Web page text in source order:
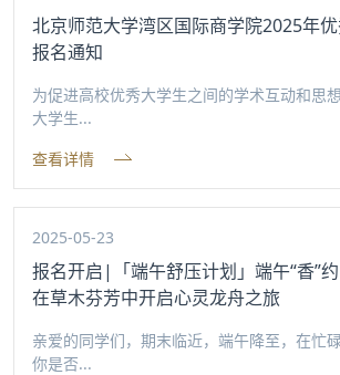
北京师范大学湾区国际商学院2025年
报名通知
为促进高校优秀大学生之间的学术互动和思
大学生...
查看详情
2025-05-23
报名开启|「端午舒压计划」端午“香”
在草木芬芳中开启心灵龙舟之旅
亲爱的同学们，期末临近，端午降至，在忙
你是否...